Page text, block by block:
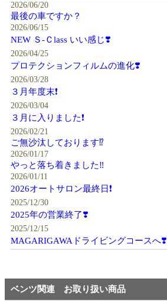
2026/06/20
最後の車ですか？
2026/06/15
NEW Ｓ-Ｃlass いい感じ❣️
2026/04/25
プロテクションフィルムの進化❣️
2026/03/28
３月年度末❗️
2026/03/04
３月に入りました❗️
2026/02/21
ご無沙汰しております⁉️
2026/01/17
やっと落ち着きました‼️
2026/01/11
2026オートサロン最終日❗️
2025/12/30
2025年の営業終了❣️
2025/12/15
MAGARIGAWAドライビングコースへ❣️
ベンツ関連 お取り扱い商品